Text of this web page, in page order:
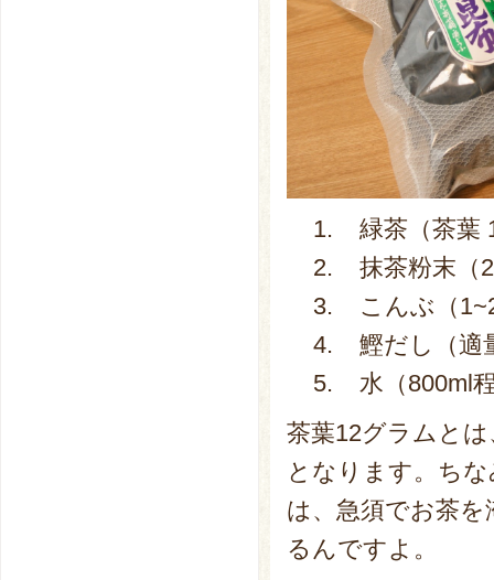
1. 緑茶（茶葉
2. 抹茶粉末（2
3. こんぶ（
4. 鰹だし（適
5. 水（800ml
茶葉12グラムと
となります。ち
は、急須でお茶
るんですよ。